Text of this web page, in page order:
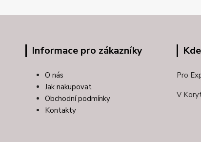
Informace pro zákazníky
O nás
Jak nakupovat
Obchodní podmínky
Kontakty
Pro
V